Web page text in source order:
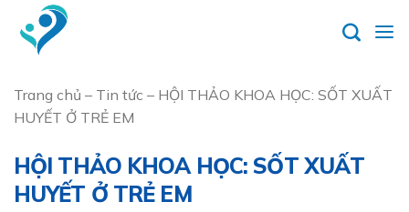
content
Trang chủ – Tin tức – HỘI THẢO KHOA HỌC: SỐT XUẤT
HUYẾT Ở TRẺ EM
HỘI THẢO KHOA HỌC: SỐT XUẤT
HUYẾT Ở TRẺ EM